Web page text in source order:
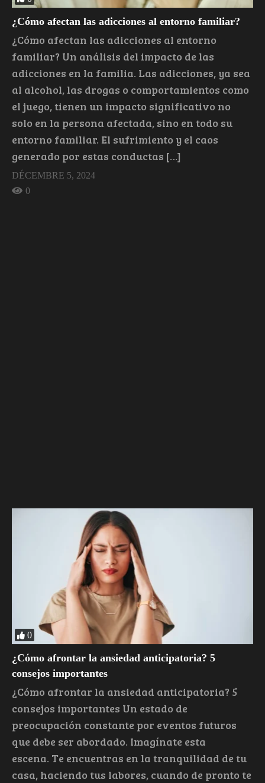
¿Cómo afectan las adicciones al entorno familiar?
¿Cómo afectan las adicciones al entorno
familiar? Un análisis del impacto de las
adicciones en la familia. Las adicciones, ya sea
al alcohol, las drogas o comportamientos como
el juego, tienen un impacto significativo no
solo en la persona afectada, sino en todo su
entorno familiar. El sufrimiento y el caos
generado por estas conductas […]
DÉCEMBRE 5, 2024
0
0
¿Cómo afrontar la ansiedad anticipatoria? 5
consejos importantes
¿Cómo afrontar la ansiedad anticipatoria? 5
consejos importantes Un estado de
preocupación constante por eventos futuros
que debe ser abordado. Imagínate esta
escena. Te encuentras en la tranquilidad de tu
casa, haciendo tus labores, cuando de pronto te